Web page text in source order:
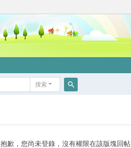
搜索
抱歉，您尚未登錄，沒有權限在該版塊回帖